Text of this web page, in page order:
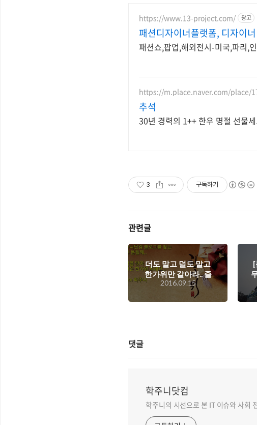
https://www.13-project.com/ 광고
패션디자이너플랫폼, 디자이너
패션쇼,팝업,해외전시-미국,파리,
https://m.place.naver.com/place/
추석
30년 경력의 1++ 한우 명절 선물
3 구독하기
관련글
더도 말고 덜도 말고
한가위만 같아라.. 즐
거운 추석 보내세요..
2016.09.15
[
댓글
학주니닷컴
학주니의 시선으로 본 IT 이슈와 사회